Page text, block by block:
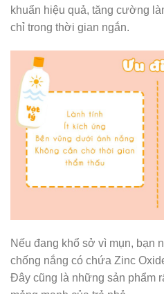
khuẩn hiệu quả, tăng cường
chỉ trong thời gian ngắn.
Nếu đang khổ sở vì mụn, bạn
chống nắng có chứa Zinc
Đây cũng là những sản phẩm